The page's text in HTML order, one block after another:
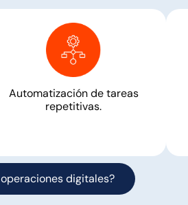
Automatización de tareas
repetitivas.
digitales?